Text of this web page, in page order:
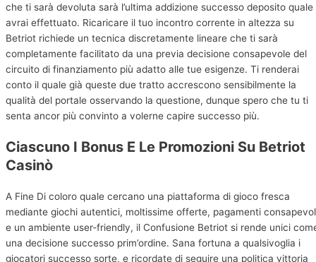
che ti sarà devoluta sarà l’ultima addizione successo deposito quale
avrai effettuato. Ricaricare il tuo incontro corrente in altezza su
Betriot richiede un tecnica discretamente lineare che ti sarà
completamente facilitato da una previa decisione consapevole del
circuito di finanziamento più adatto alle tue esigenze. Ti renderai
conto il quale già queste due tratto accrescono sensibilmente la
qualità del portale osservando la questione, dunque spero che tu ti
senta ancor più convinto a volerne capire successo più.
Ciascuno I Bonus E Le Promozioni Su Betriot
Casinò
A Fine Di coloro quale cercano una piattaforma di gioco fresca
mediante giochi autentici, moltissime offerte, pagamenti
e un ambiente user-friendly, il Confusione Betriot si rende unici
una decisione successo prim’ordine. Sana fortuna a qualsivoglia i
giocatori successo sorte, e ricordate di seguire una politica vittoria